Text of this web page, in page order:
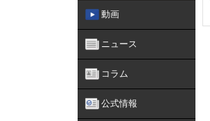
動画
ニュース
コラム
公式情報